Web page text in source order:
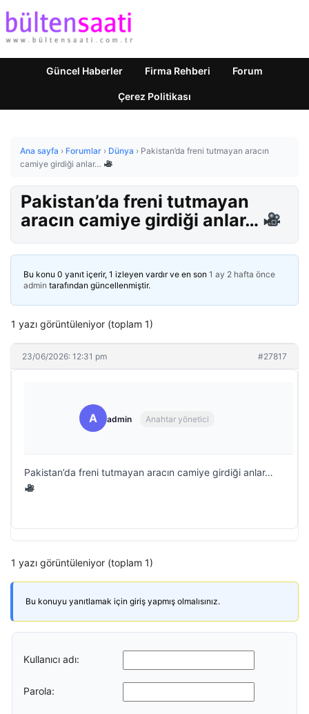
Güncel Haberler Firma Rehberi Forum
Çerez Politikası
Ana sayfa › Forumlar › Dünya › Pakistan’da freni tutmayan aracın
camiye girdiği anlar…
Pakistan’da freni tutmayan
aracın camiye girdiği anlar…
Bu konu 0 yanıt içerir, 1 izleyen vardır ve en son 1 ay 2 hafta önce
admin tarafından güncellenmiştir.
1 yazı görüntüleniyor (toplam 1)
23/06/2026: 12:31 pm #27817
A admin Anahtar yönetici
Pakistan’da freni tutmayan aracın camiye girdiği anlar…
1 yazı görüntüleniyor (toplam 1)
Bu konuyu yanıtlamak için giriş yapmış olmalısınız.
Kullanıcı adı:
Parola: